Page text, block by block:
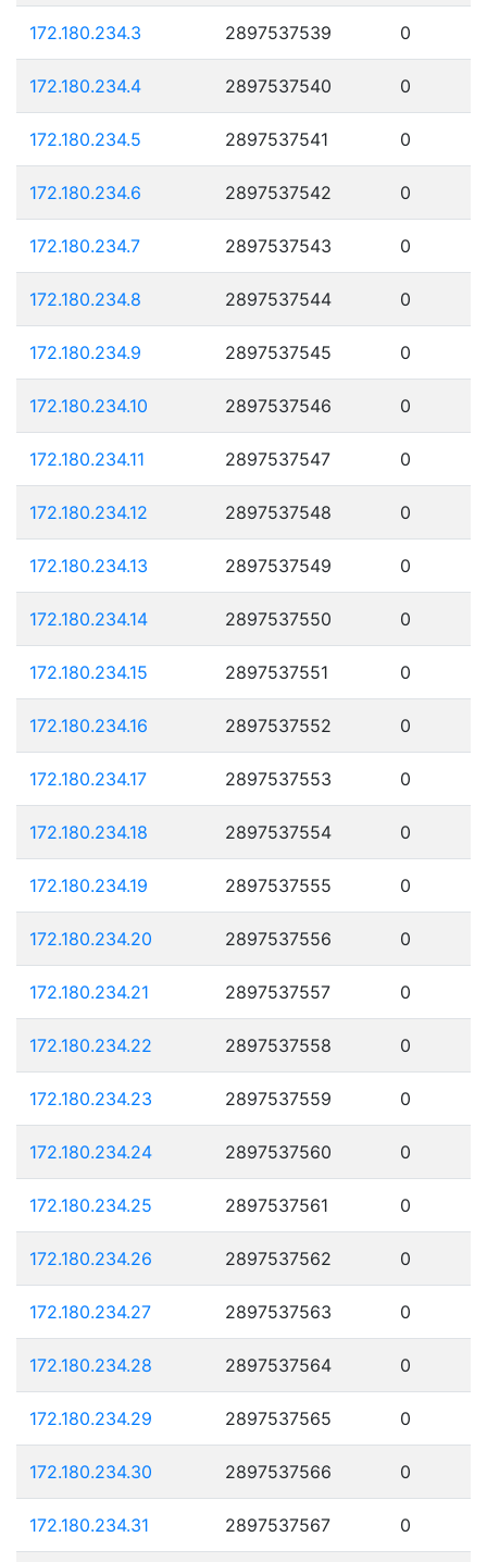
172.180.234.3 2897537539 0
172.180.234.4 2897537540 0
172.180.234.5 2897537541 0
172.180.234.6 2897537542 0
172.180.234.7 2897537543 0
172.180.234.8 2897537544 0
172.180.234.9 2897537545 0
172.180.234.10 2897537546 0
172.180.234.11 2897537547 0
172.180.234.12 2897537548 0
172.180.234.13 2897537549 0
172.180.234.14 2897537550 0
172.180.234.15 2897537551 0
172.180.234.16 2897537552 0
172.180.234.17 2897537553 0
172.180.234.18 2897537554 0
172.180.234.19 2897537555 0
172.180.234.20 2897537556 0
172.180.234.21 2897537557 0
172.180.234.22 2897537558 0
172.180.234.23 2897537559 0
172.180.234.24 2897537560 0
172.180.234.25 2897537561 0
172.180.234.26 2897537562 0
172.180.234.27 2897537563 0
172.180.234.28 2897537564 0
172.180.234.29 2897537565 0
172.180.234.30 2897537566 0
172.180.234.31 2897537567 0